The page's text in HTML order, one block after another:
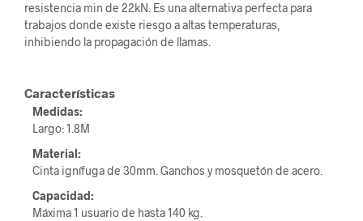
resistencia min de 22kN. Es una alternativa perfecta para
trabajos donde existe riesgo a altas temperaturas,
inhibiendo la propagación de llamas.
Características
Medidas:
Largo: 1.8M
Material:
Cinta ignífuga de 30mm. Ganchos y mosquetón de acero.
Capacidad:
Máxima 1 usuario de hasta 140 kg.